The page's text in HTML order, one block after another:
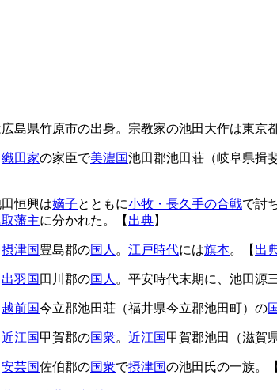
島県竹原市の出身。宗教家の池田大作は東京
織田家の家臣で美濃国池田郡池田荘（岐阜県揖
恒興は嫡子とともに小牧・長久手の合戦で討
藩主に分かれた。【 出典】
摂津国豊島郡の国人 。 江戸時代には旗本。【 出
出羽国 田川郡の国人 。平安時代末期に、池田源
越前国今立郡池田荘（福井県今立郡池田町）の
近江国甲賀郡の国衆。 近江国甲賀郡池田（滋賀
安芸国佐伯郡の国衆で摂津国の池田氏の一族。【